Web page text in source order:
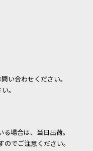
い合わせください。
。
場合は、当日出荷。
でご注意ください。